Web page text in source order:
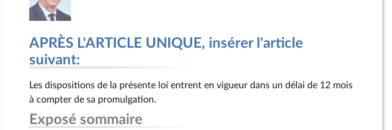
4 juin 2026
8 juin 2026
4 juin 2026
8 juin 2026
APRÈS L'ARTICLE UNIQUE, insérer l'article
suivant:
Les dispositions de la présente loi entrent en vigueur dans un délai de 12 mois
à compter de sa promulgation.
Exposé sommaire